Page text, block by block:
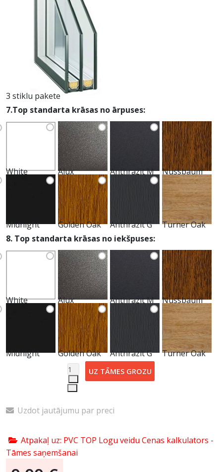
3 stiklu pakete
7.Top standarta krāsas no ārpuses:
White Alux Anthrazit M Nussbaum
Midnight Golden Oak Anthrazit G
Turner Oak
8. Top standarta krāsas no iekšpuses:
White Alux Anthrazit M Nussbaum
Midnight Golden Oak Anthrazit G Turner Oak
Uzdot jautājumu par preci
Atpakaļ uz: PVC TOP Logu veidu Cenas kalkulators -
Tāmes saņemšanai